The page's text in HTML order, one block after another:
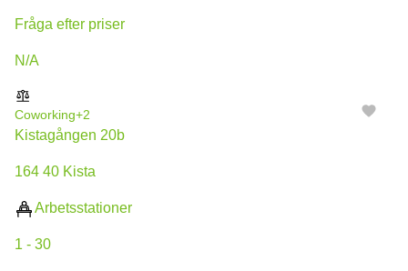
Fråga efter priser
N/A
Coworking+2
Kistagången 20b
164 40 Kista
Arbetsstationer
1 - 30